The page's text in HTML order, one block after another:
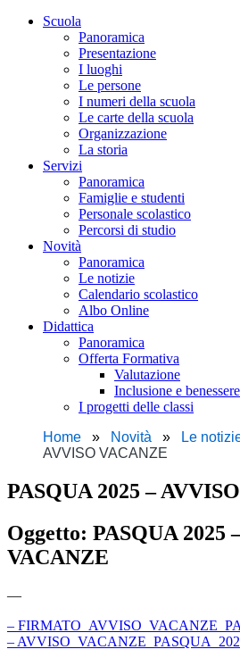
Scuola
Panoramica
Presentazione
I luoghi
Le persone
I numeri della scuola
Le carte della scuola
Organizzazione
La storia
Servizi
Panoramica
Famiglie e studenti
Personale scolastico
Percorsi di studio
Novità
Panoramica
Le notizie
Calendario scolastico
Albo Online
Didattica
Panoramica
Offerta Formativa
Valutazione
Inclusione e
I progetti delle classi
Home
Novità Le
AVVISO VACANZE
PASQUA 2025 –
Oggetto: PASQUA 2025
VACANZE
—
–
–